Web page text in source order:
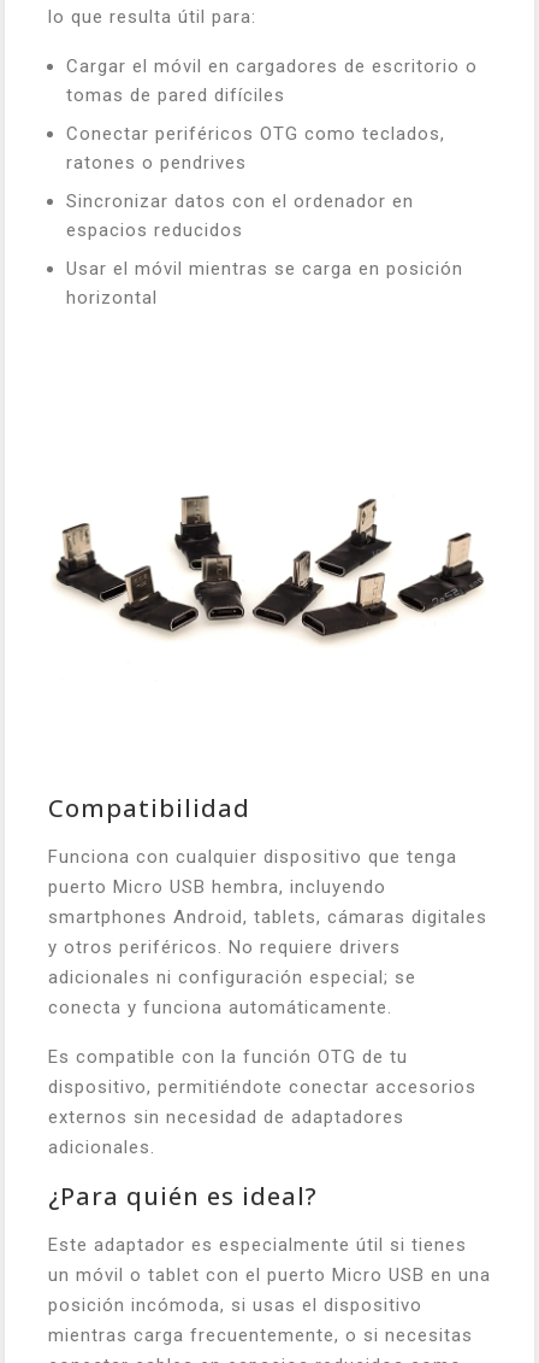
lo que resulta útil para:
Cargar el móvil en cargadores de escritorio o
tomas de pared difíciles
Conectar periféricos OTG como teclados,
ratones o pendrives
Sincronizar datos con el ordenador en
espacios reducidos
Usar el móvil mientras se carga en posición
horizontal
Compatibilidad
Funciona con cualquier dispositivo que tenga
puerto Micro USB hembra, incluyendo
smartphones Android, tablets, cámaras digitales
y otros periféricos. No requiere drivers
adicionales ni configuración especial; se
conecta y funciona automáticamente.
Es compatible con la función OTG de tu
dispositivo, permitiéndote conectar accesorios
externos sin necesidad de adaptadores
adicionales.
¿Para quién es ideal?
Este adaptador es especialmente útil si tienes
un móvil o tablet con el puerto Micro USB en una
posición incómoda, si usas el dispositivo
mientras carga frecuentemente, o si necesitas